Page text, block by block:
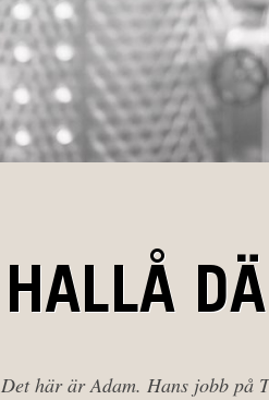
HALLÅ
Det här är Adam. Hans jobb på